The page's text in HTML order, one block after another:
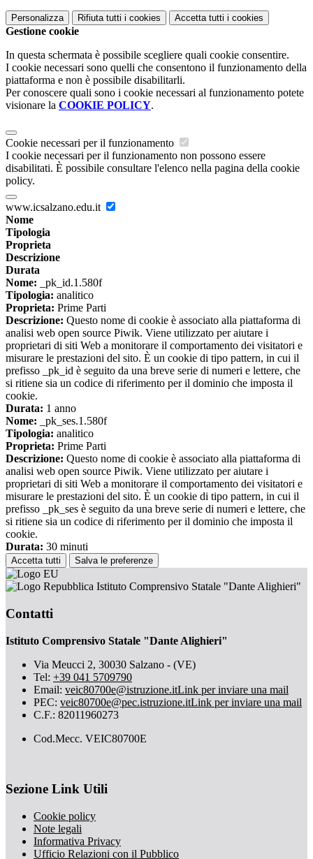
Personalizza Rifiuta tutti i cookies Accetta tutti i cookies
Gestione cookie
In questa schermata è possibile scegliere quali cookie consentire.
I cookie necessari sono quelli che consentono il funzionamento della
piattaforma e non è possibile disabilitarli.
Per conoscere quali sono i cookie necessari al funzionamento potete
visionare la COOKIE POLICY.
Cookie necessari per il funzionamento
I cookie necessari per il funzionamento non possono essere
disabilitati. È possibile consultare l'elenco nella pagina della cookie
policy.
www.icsalzano.edu.it
Nome
Tipologia
Proprieta
Descrizione
Durata
Nome: _pk_id.1.580f
Tipologia: analitico
Proprieta: Prime Parti
Descrizione: Questo nome di cookie è associato alla piattaforma di
analisi web open source Piwik. Viene utilizzato per aiutare i
proprietari di siti Web a monitorare il comportamento dei visitatori e
misurare le prestazioni del sito. È un cookie di tipo pattern, in cui il
prefisso _pk_id è seguito da una breve serie di numeri e lettere, che
si ritiene sia un codice di riferimento per il dominio che imposta il
cookie.
Durata: 1 anno
Nome: _pk_ses.1.580f
Tipologia: analitico
Proprieta: Prime Parti
Descrizione: Questo nome di cookie è associato alla piattaforma di
analisi web open source Piwik. Viene utilizzato per aiutare i
proprietari di siti Web a monitorare il comportamento dei visitatori e
misurare le prestazioni del sito. È un cookie di tipo pattern, in cui il
prefisso _pk_ses è seguito da una breve serie di numeri e lettere, che
si ritiene sia un codice di riferimento per il dominio che imposta il
cookie.
Durata: 30 minuti
Accetta tutti Salva le preferenze
Istituto Comprensivo Statale "Dante Alighieri"
Contatti
Istituto Comprensivo Statale "Dante Alighieri"
Via Meucci 2, 30030 Salzano - (VE)
Tel: +39 041 5709790
Email: veic80700e@istruzione.itLink per inviare una mail
PEC: veic80700e@pec.istruzione.itLink per inviare una mail
C.F.: 82011960273
Cod.Mecc. VEIC80700E
Sezione Link Utili
Cookie policy
Note legali
Informativa Privacy
Ufficio Relazioni con il Pubblico